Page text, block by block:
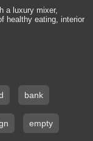
a luxury mixer,
healthy eating, interior
bank
empty